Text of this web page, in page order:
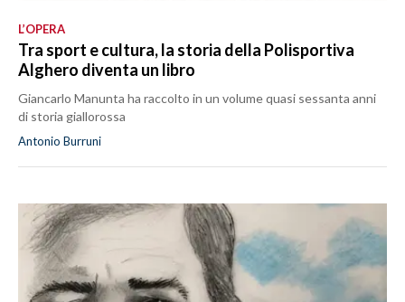
L’OPERA
Tra sport e cultura, la storia della Polisportiva
Alghero diventa un libro
Giancarlo Manunta ha raccolto in un volume quasi sessanta anni
di storia giallorossa
Antonio Burruni